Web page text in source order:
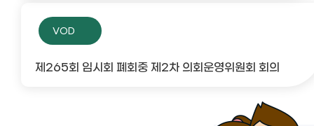
VOD
제265회 임시회 폐회중 제2차 의회운영위원회 회의